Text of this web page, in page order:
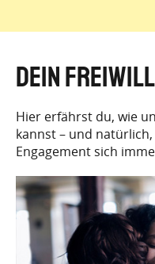
Dein
Hier erfährst du, wie
kannst – und
Engagement sich